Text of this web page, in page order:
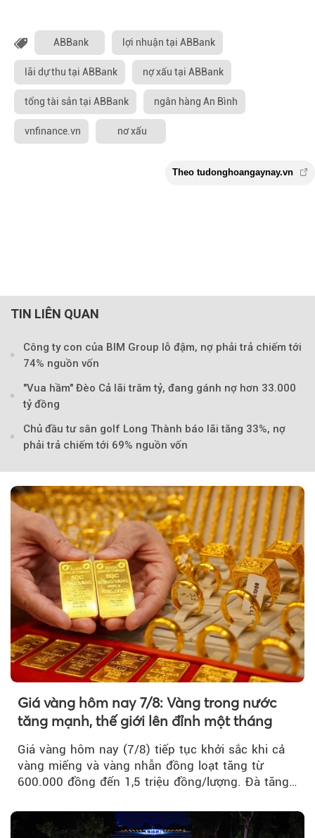
ABBank lợi nhuận tại ABBank
lãi dự thu tại ABBank nợ xấu tại ABBank
tổng tài sản tại ABBank ngân hàng An Bình
vnfinance.vn nơ xấu
Theo
TIN LIÊN QUAN
Công ty con của BIM Group lỗ đậm, nợ phải trả chiếm tới
74% nguồn vốn
"Vua hầm" Đèo Cả lãi trăm tỷ, đang gánh nợ hơn 33.000
tỷ đồng
Chủ đầu tư sân golf Long Thành báo lãi tăng 33%, nợ
phải trả chiếm tới 69% nguồn vốn
Giá vàng hôm nay 7/8: Vàng trong nước
tăng mạnh, thế giới lên đỉnh một tháng
Giá vàng hôm nay (7/8) tiếp tục khởi sắc khi cả
vàng miếng và vàng nhẫn đồng loạt tăng từ
600.000 đồng đến 1,5 triệu đồng/lượng. Đà tăng
vàng thế giới bứt phá lên mức cao nhất trong
một tháng.